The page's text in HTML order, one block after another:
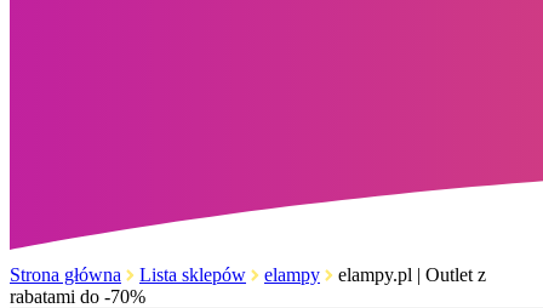
Strona główna Lista sklepów elampy
elampy.pl | Outlet z
rabatami do -70%